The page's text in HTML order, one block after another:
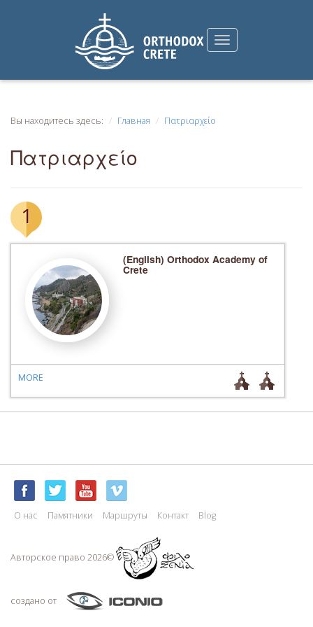
Вы находитесь здесь: Главная Πατριαρχείο
Πατριαρχείο
1
(English) Orthodox Academy of
Crete
MORE
О нас Памятники Маршруты Контакт Blog
Авторское право 2026©
создано от